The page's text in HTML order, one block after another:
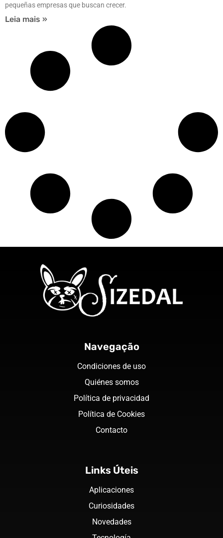
pequeñas empresas que buscan crecer.
Leia mais »
Navegação
Condiciones de uso
Quiénes somos
Política de privacidad
Política de Cookies
Contacto
Links Úteis
Aplicaciones
Curiosidades
Novedades